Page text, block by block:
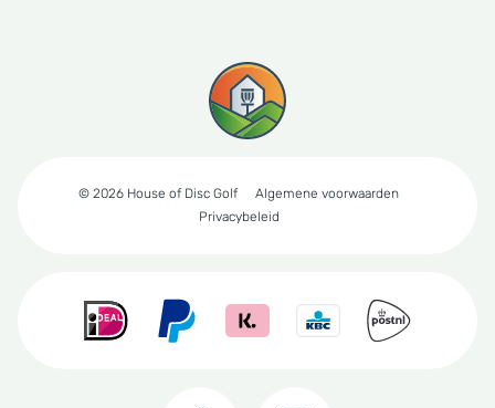
© 2026 House of Disc Golf
Algemene voorwaarden
Privacybeleid